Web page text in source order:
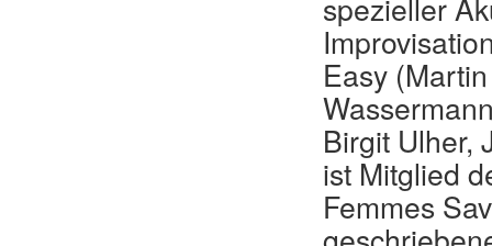
spezieller
Easy
Birgit Ulher,
ist Mitglied
Femmes